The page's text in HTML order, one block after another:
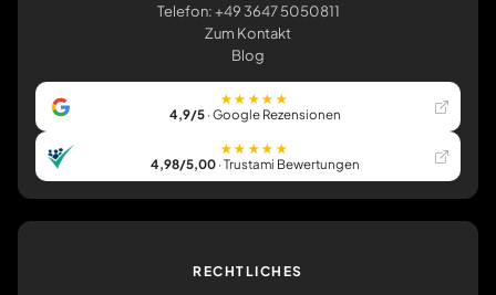
Telefon: +49 3647 5050811
Zum Kontakt
Blog
★★★★★
4,9/5· Google Rezensionen
★★★★★
4,98/5,00· Trustami Bewertungen
RECHTLICHES